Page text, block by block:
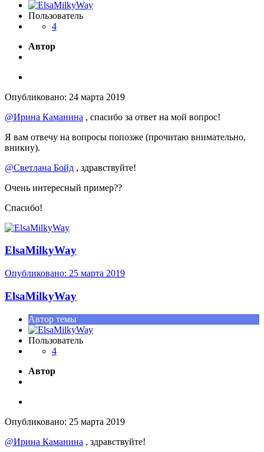
Пользователь
4
Автор
Опубликовано: 24 марта 2019
@Ирина Каманина , спасибо за ответ на мой вопрос!
Я вам отвечу на вопросы попозже (прочитаю внимательно,
вникну).
@Светлана Бойд , здравствуйте!
Очень интересный пример??
Спасибо!
ElsaMilkyWay
Опубликовано: 25 марта 2019
ElsaMilkyWay
Автор темы
Пользователь
4
Автор
Опубликовано: 25 марта 2019
@Ирина Каманина , здравствуйте!